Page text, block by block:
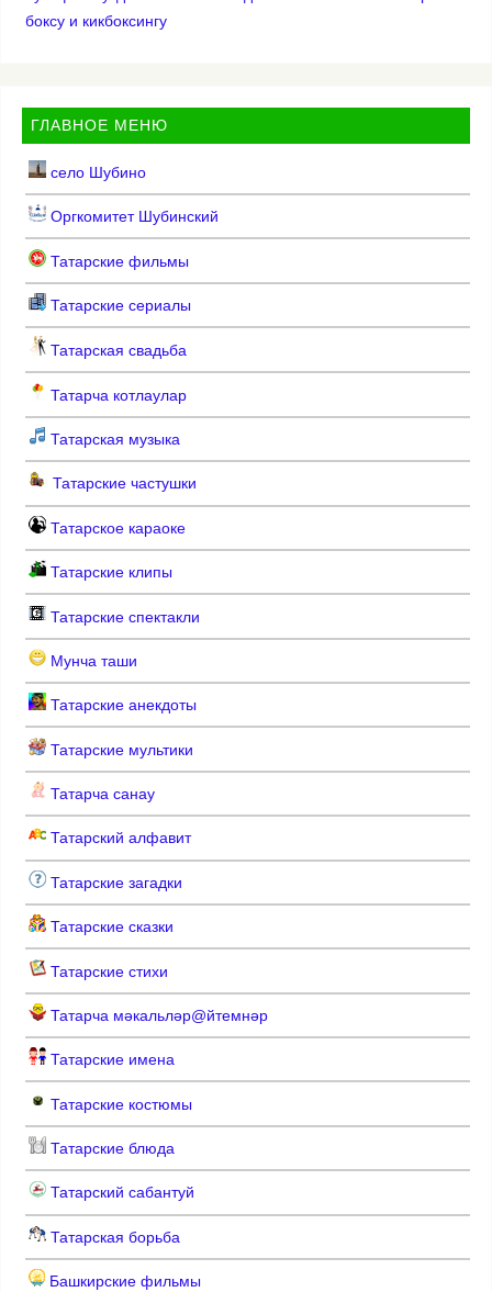
боксу и кикбоксингу
ГЛАВНОЕ МЕНЮ
село Шубино
Оргкомитет Шубинский
Татарские фильмы
Татарские сериалы
Татарская свадьба
Татарча котлаулар
Татарская музыка
Татарские частушки
Татарское караоке
Татарские клипы
Татарские спектакли
Мунча таши
Татарские анекдоты
Татарские мультики
Татарча санау
Татарский алфавит
Татарские загадки
Татарские сказки
Татарские стихи
Татарча мәкальләр@йтемнәр
Татарские имена
Татарские костюмы
Татарские блюда
Татарский сабантуй
Татарская борьба
Башкирские фильмы